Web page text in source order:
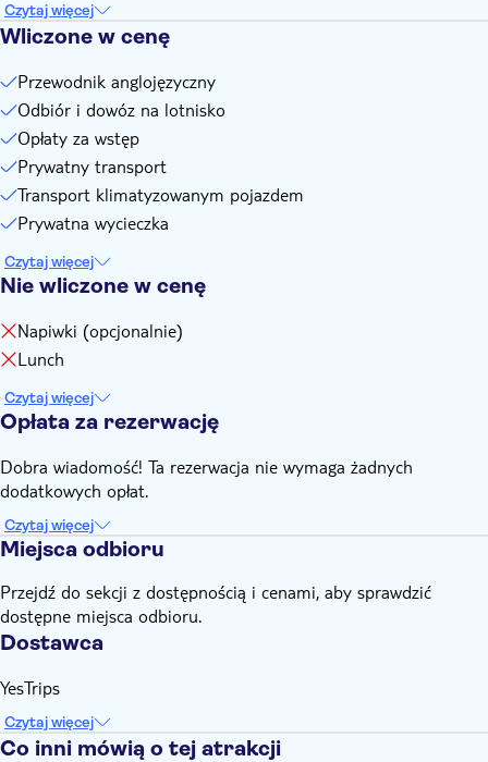
Czytaj więcej
Wliczone w cenę
Przewodnik anglojęzyczny
Odbiór i dowóz na lotnisko
Opłaty za wstęp
Prywatny transport
Transport klimatyzowanym pojazdem
Prywatna wycieczka
Czytaj więcej
Nie wliczone w cenę
Napiwki (opcjonalnie)
Lunch
Czytaj więcej
Opłata za rezerwację
Dobra wiadomość! Ta rezerwacja nie wymaga żadnych
dodatkowych opłat.
Czytaj więcej
Miejsca odbioru
Przejdź do sekcji z dostępnością i cenami, aby sprawdzić
dostępne miejsca odbioru.
Dostawca
YesTrips
Czytaj więcej
Co inni mówią o tej atrakcji